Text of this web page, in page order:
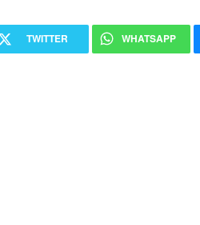
TWITTER WHATSAPP